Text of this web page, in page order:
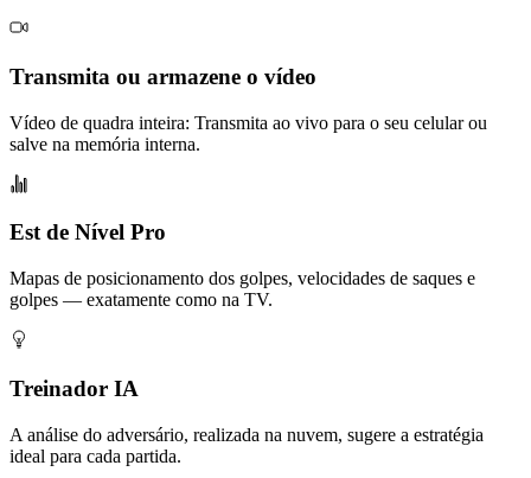
Transmita ou armazene o vídeo
Vídeo de quadra inteira: Transmita ao vivo para o seu celular ou
salve na memória interna.
Est de Nível Pro
Mapas de posicionamento dos golpes, velocidades de saques e
golpes — exatamente como na TV.
Treinador IA
A análise do adversário, realizada na nuvem, sugere a estratégia
ideal para cada partida.